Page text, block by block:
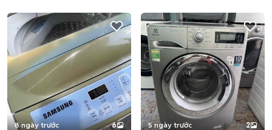
8 ngày trước 6 5 ngày trước 2